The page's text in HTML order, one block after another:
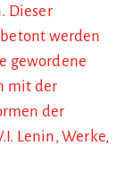
Dieser
werden
gewordene
mit der
der
Lenin, Werke,